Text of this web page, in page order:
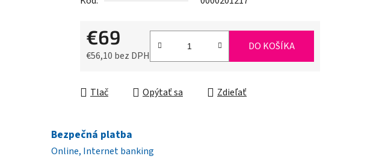
€69
€56,10 bez DPH
DO KOŠÍKA
Tlač Opýtať sa Zdieľať
Bezpečná platba
Online, Internet banking